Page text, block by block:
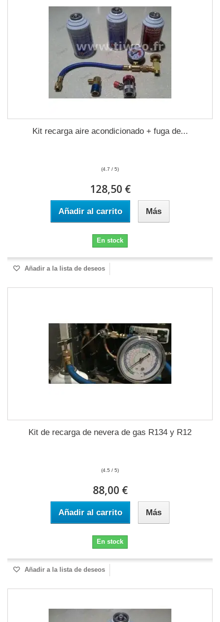
Kit recarga aire acondicionado + fuga de...
(4.7 / 5)
128,50 €
Añadir al carrito Más
En stock
Añadir a la lista de deseos
Kit de recarga de nevera de gas R134 y R12
(4.5 / 5)
88,00 €
Añadir al carrito Más
En stock
Añadir a la lista de deseos